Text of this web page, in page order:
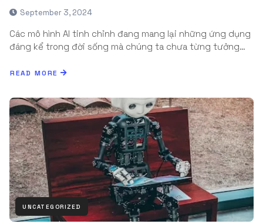
September 3, 2024
Các mô hình AI tinh chỉnh đang mang lại những ứng dụng
đáng kể trong đời sống mà chúng ta chưa từng tưởng…
READ MORE
UNCATEGORIZED